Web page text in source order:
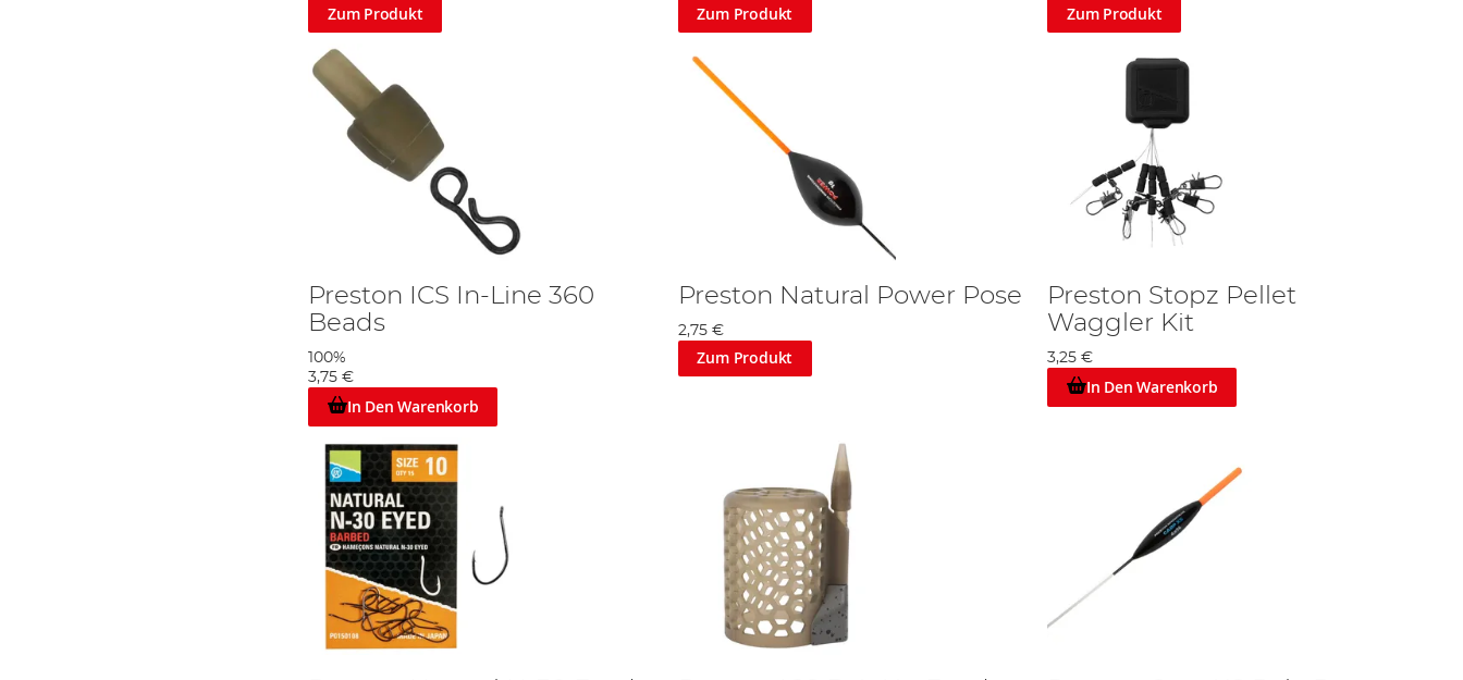
Zum Produkt Zum Produkt Zum Produkt
Preston ICS In-Line 360
Beads
100%
3,75 €
In Den Warenkorb
Preston Natural Power Pose
2,75 €
Zum Produkt
Preston Stopz Pellet
Waggler Kit
3,25 €
In Den Warenkorb